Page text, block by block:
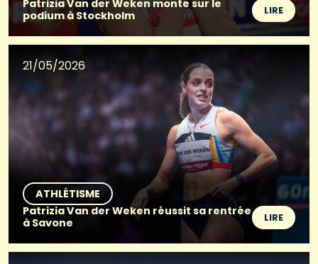
Patrizia Van der Weken monte sur le
podium à Stockholm
LIRE
21/05/2026
ATHLÉTISME
Patrizia Van der Weken réussit sa rentrée
à Savone
LIRE